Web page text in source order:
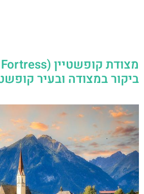
ביקור במצודה ובעיר